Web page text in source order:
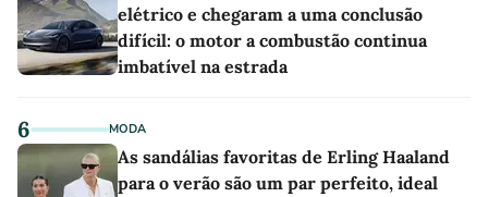
elétrico e chegaram a uma conclusão
difícil: o motor a combustão continua
imbatível na estrada
6 MODA
As sandálias favoritas de Erling Haaland
para o verão são um par perfeito, ideal